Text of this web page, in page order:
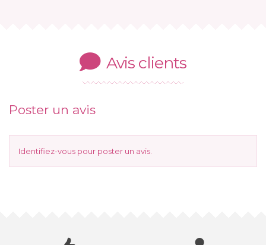
Avis clients
Poster un avis
Identifiez-vous pour poster un avis.